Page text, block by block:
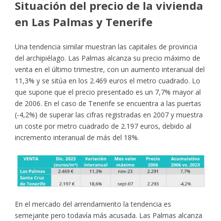
Situación del precio de la vivienda
en Las Palmas y Tenerife
Una tendencia similar muestran las capitales de provincia
del archipiélago. Las Palmas alcanza su precio máximo de
venta en el último trimestre, con un aumento interanual del
11,3% y se sitúa en los 2.469 euros el metro cuadrado. Lo
que supone que el precio presentado es un 7,7% mayor al
de 2006. En el caso de Tenerife se encuentra a las puertas
(-4,2%) de superar las cifras registradas en 2007 y muestra
un coste por metro cuadrado de 2.197 euros, debido al
incremento interanual de más del 18%.
En el mercado del arrendamiento la tendencia es
semejante pero todavía más acusada. Las Palmas alcanza